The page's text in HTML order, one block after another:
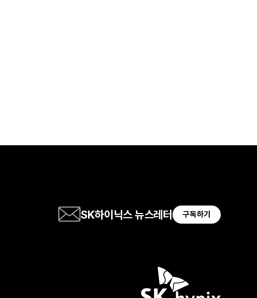
SK하이닉스 뉴스레터 구독하기